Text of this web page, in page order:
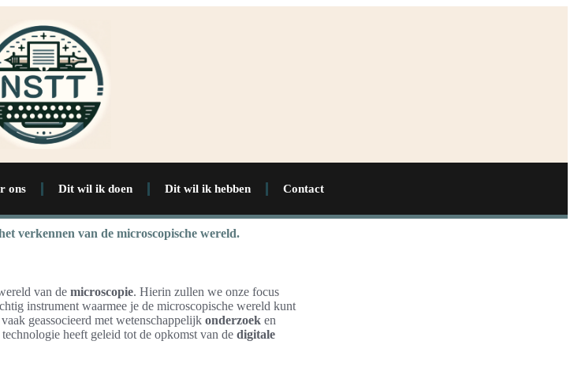
ons Dit wil ik doen Dit wil ik hebben Contact
verkennen van de microscopische wereld.
van de microscopie. Hierin zullen we onze focus
instrument waarmee je de microscopische wereld kunt
geassocieerd met wetenschappelijk onderzoek en
heeft geleid tot de opkomst van de digitale